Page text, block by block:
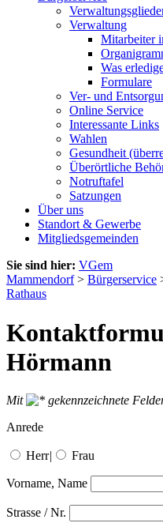
Verwaltung
Mitarbeiter
Was
Formulare
Ver- und
Online Service
Interessante Links
Wahlen
Gesundheit
Überörtliche
Notruftafel
Satzungen
Über uns
Standort & Gewerbe
Mitgliedsgemeinden
Sie sind hier: VGem
Mammendorf> Bürgerservice
Rathaus
Hörmann
Mit
gekennzeichnete
Anrede
Herr| Frau
Vorname, Name
Strasse / Nr.